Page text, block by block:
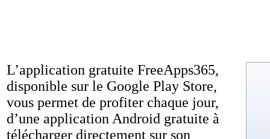
L’application gratuite FreeApps365,
disponible sur le Google Play Store,
vous permet de profiter chaque jour,
d’une application Android gratuite à
télécharger directement sur son